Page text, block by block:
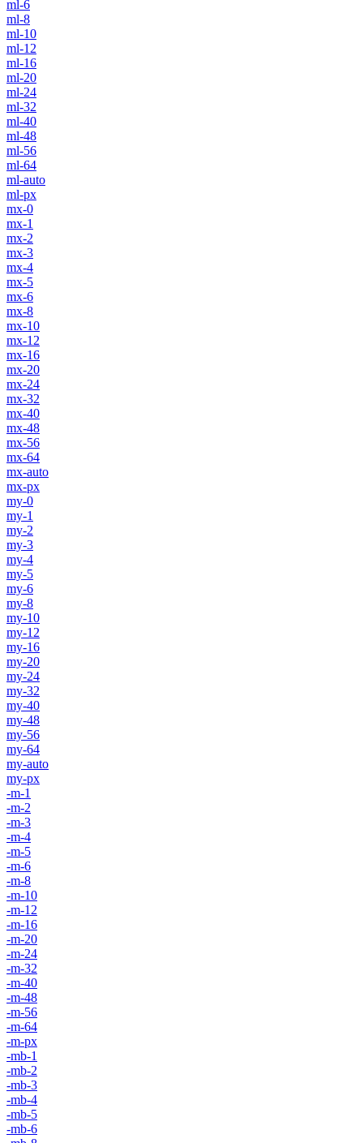
ml-6
ml-8
ml-10
ml-12
ml-16
ml-20
ml-24
ml-32
ml-40
ml-48
ml-56
ml-64
ml-auto
ml-px
mx-0
mx-1
mx-2
mx-3
mx-4
mx-5
mx-6
mx-8
mx-10
mx-12
mx-16
mx-20
mx-24
mx-32
mx-40
mx-48
mx-56
mx-64
mx-auto
mx-px
my-0
my-1
my-2
my-3
my-4
my-5
my-6
my-8
my-10
my-12
my-16
my-20
my-24
my-32
my-40
my-48
my-56
my-64
my-auto
my-px
-m-1
-m-2
-m-3
-m-4
-m-5
-m-6
-m-8
-m-10
-m-12
-m-16
-m-20
-m-24
-m-32
-m-40
-m-48
-m-56
-m-64
-m-px
-mb-1
-mb-2
-mb-3
-mb-4
-mb-5
-mb-6